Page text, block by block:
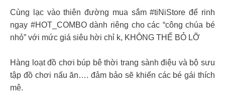
Cùng lạc vào thiên đường mua sắm #tiNiStore để rinh
ngay #HOT_COMBO dành riêng cho các “công chúa bé
nhỏ” với mức giá siêu hời chỉ k, KHÔNG THỂ BỎ LỠ
Hàng loạt đồ chơi búp bê thời trang sành điệu và bộ sưu
tập đồ chơi nấu ăn…. đảm bảo sẽ khiến các bé gái thích
mê.